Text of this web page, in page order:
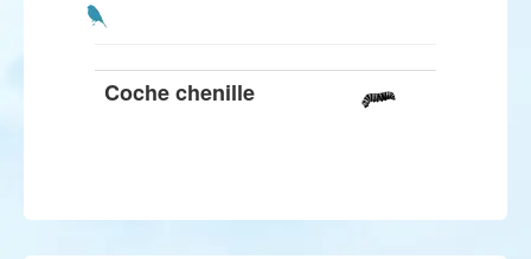
Coche chenille